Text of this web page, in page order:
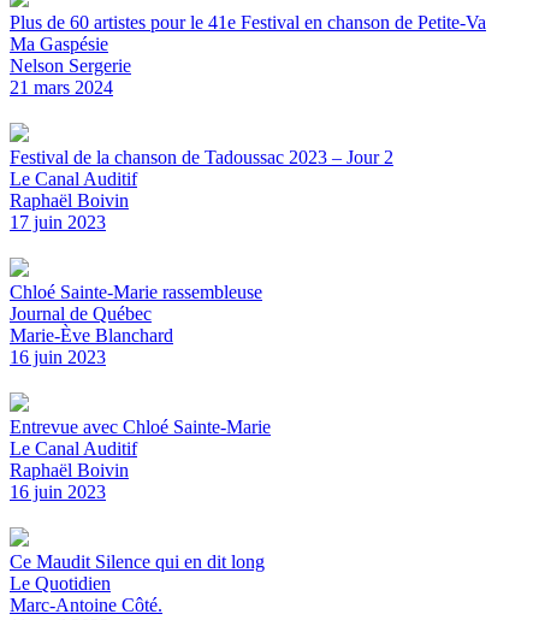
Plus de 60 artistes pour le 41e Festival en chanson de Petite-Va
Ma Gaspésie
Nelson Sergerie
21 mars 2024
Festival de la chanson de Tadoussac 2023 – Jour 2
Le Canal Auditif
Raphaël Boivin
17 juin 2023
Chloé Sainte-Marie rassembleuse
Journal de Québec
Marie-Ève Blanchard
16 juin 2023
Entrevue avec Chloé Sainte-Marie
Le Canal Auditif
Raphaël Boivin
16 juin 2023
Ce Maudit Silence qui en dit long
Le Quotidien
Marc-Antoine Côté.